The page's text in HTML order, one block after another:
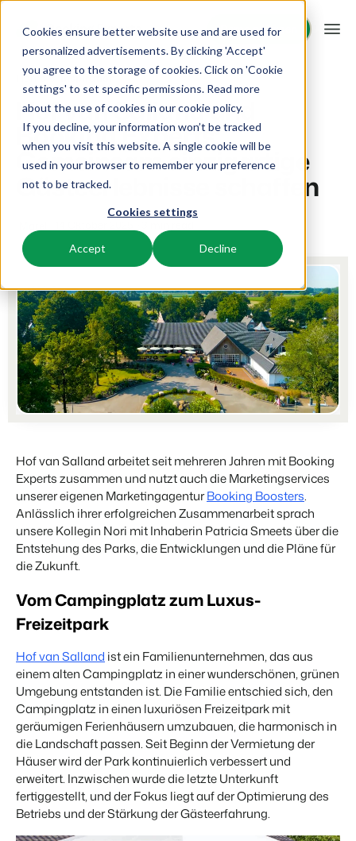
Cookies ensure better website use and are used for
personalized advertisements. By clicking 'Accept'
you agree to the storage of cookies. Click on 'Cookie
settings' to set specific permissions. Read more
about the use of cookies in our cookie policy.
If you decline, your information won’t be tracked
when you visit this website. A single cookie will be
used in your browser to remember your preference
not to be tracked.
Cookies settings
Accept Decline
Demo anfragen
Demo anfragen
Plattform
BEX PMS
PMS
Verwalte alle Backoffice Abläufe.
Vermarkte dein Angebot auf verschiedenen Channels.
Steigere deine direkten Buchungen über deine Website.
App Store
Verbinde dich mit deinen Lieblingsapps und -tools.
Business Intelligence
Triff Entscheidungen, die sich auf Zahlen und Fakten beruhen.
Zeige dich gegenüber Fewo- Eigentümern transparent.
Wechseln
Bist du bereit für den nächsten Schritt?
Website Integration
Du hast bereits eine Website? Binde sie ein!
BEX CMS
Website für Vermietungen
Lass deine Marke mit unserem Webbaukasten aufblühen.
Website für Immobilien
Generiere Leads für den Verkauf deiner Ferienimmobilie.
BEX Linguist
Begrüße Gäste in ihrer Landessprache.
Marketing
Unsere Lösungen
BEX für:
Ferienhäuser, Bungalows, Mobilheime und Weinfässer.
Stellplätze, Camping, Glamping und Zelten.
Resorts
Ski-, Wellness-, Golf- und Tauchresorts.
Hotels
Hotelzimmer, Appartements, B&Bs und Pensionen.
Exklusive Vermietung und Reseller.
Projektentwicklung
Immobilien und Neubauprojekte.
Ferienparkgruppen und -ketten
Ketten und eigenständige Marken
Ressourcen
Wissenswertes
BEX Educate | Pro
Weiter lernen, weiter führen in der Freizeitbranche
Blog
Neuigkeiten der Branche und wertvolle Tipps
Events
Lerne uns auf verschiedenen Veranstaltungen kennen.
Kontakt
Customer Success
Erhalte Antworten auf deine Fragen.
Wechseln
Bist du bereit für den nächsten Schritt?
Partnerprogramme
Lass uns gemeinsam die Branche transformieren.
Software Entwickler
Entwickle deine Lösung mit unserer offenen API.
Trust Center
Vertrauen bei Booking Experts
Über uns
Preise
Kundenstories
Übersicht
Für Ferienparks
Für Campingplätze
Wechseln
Anmelden
DE
Home Inspiration
Hof van Salland und
Booking Experts:
Gemeinsam einzigartige
Gästeerlebnisse schaffen
Hof van Salland arbeitet seit mehreren Jahren mit Booking
Experts zusammen und nutzt auch die Marketingservices
unserer eigenen MarketingagenturBooking Boosters.
Anlässlich ihrer erfolgreichen Zusammenarbeit sprach
unsere Kollegin Nori mit Inhaberin Patricia Smeets über die
Entstehung des Parks, die Entwicklungen und die Pläne für
die Zukunft.
Vom Campingplatz zum Luxus-
Freizeitpark
Hof van Salland ist ein Familienunternehmen, das aus
einem alten Campingplatz in einer wunderschönen, grünen
Umgebung entstanden ist. Die Familie entschied sich, den
Campingplatz in einen luxuriösen Freizeitpark mit
geräumigen Ferienhäusern umzubauen, die harmonisch in
die Landschaft passen. Seit Beginn der Vermietung der
Häuser wird der Park kontinuierlich verbessert und
erweitert. Inzwischen wurde die letzte Unterkunft
fertiggestellt, und der Fokus liegt auf der Optimierung des
Betriebs und der Stärkung der Gästeerfahrung.